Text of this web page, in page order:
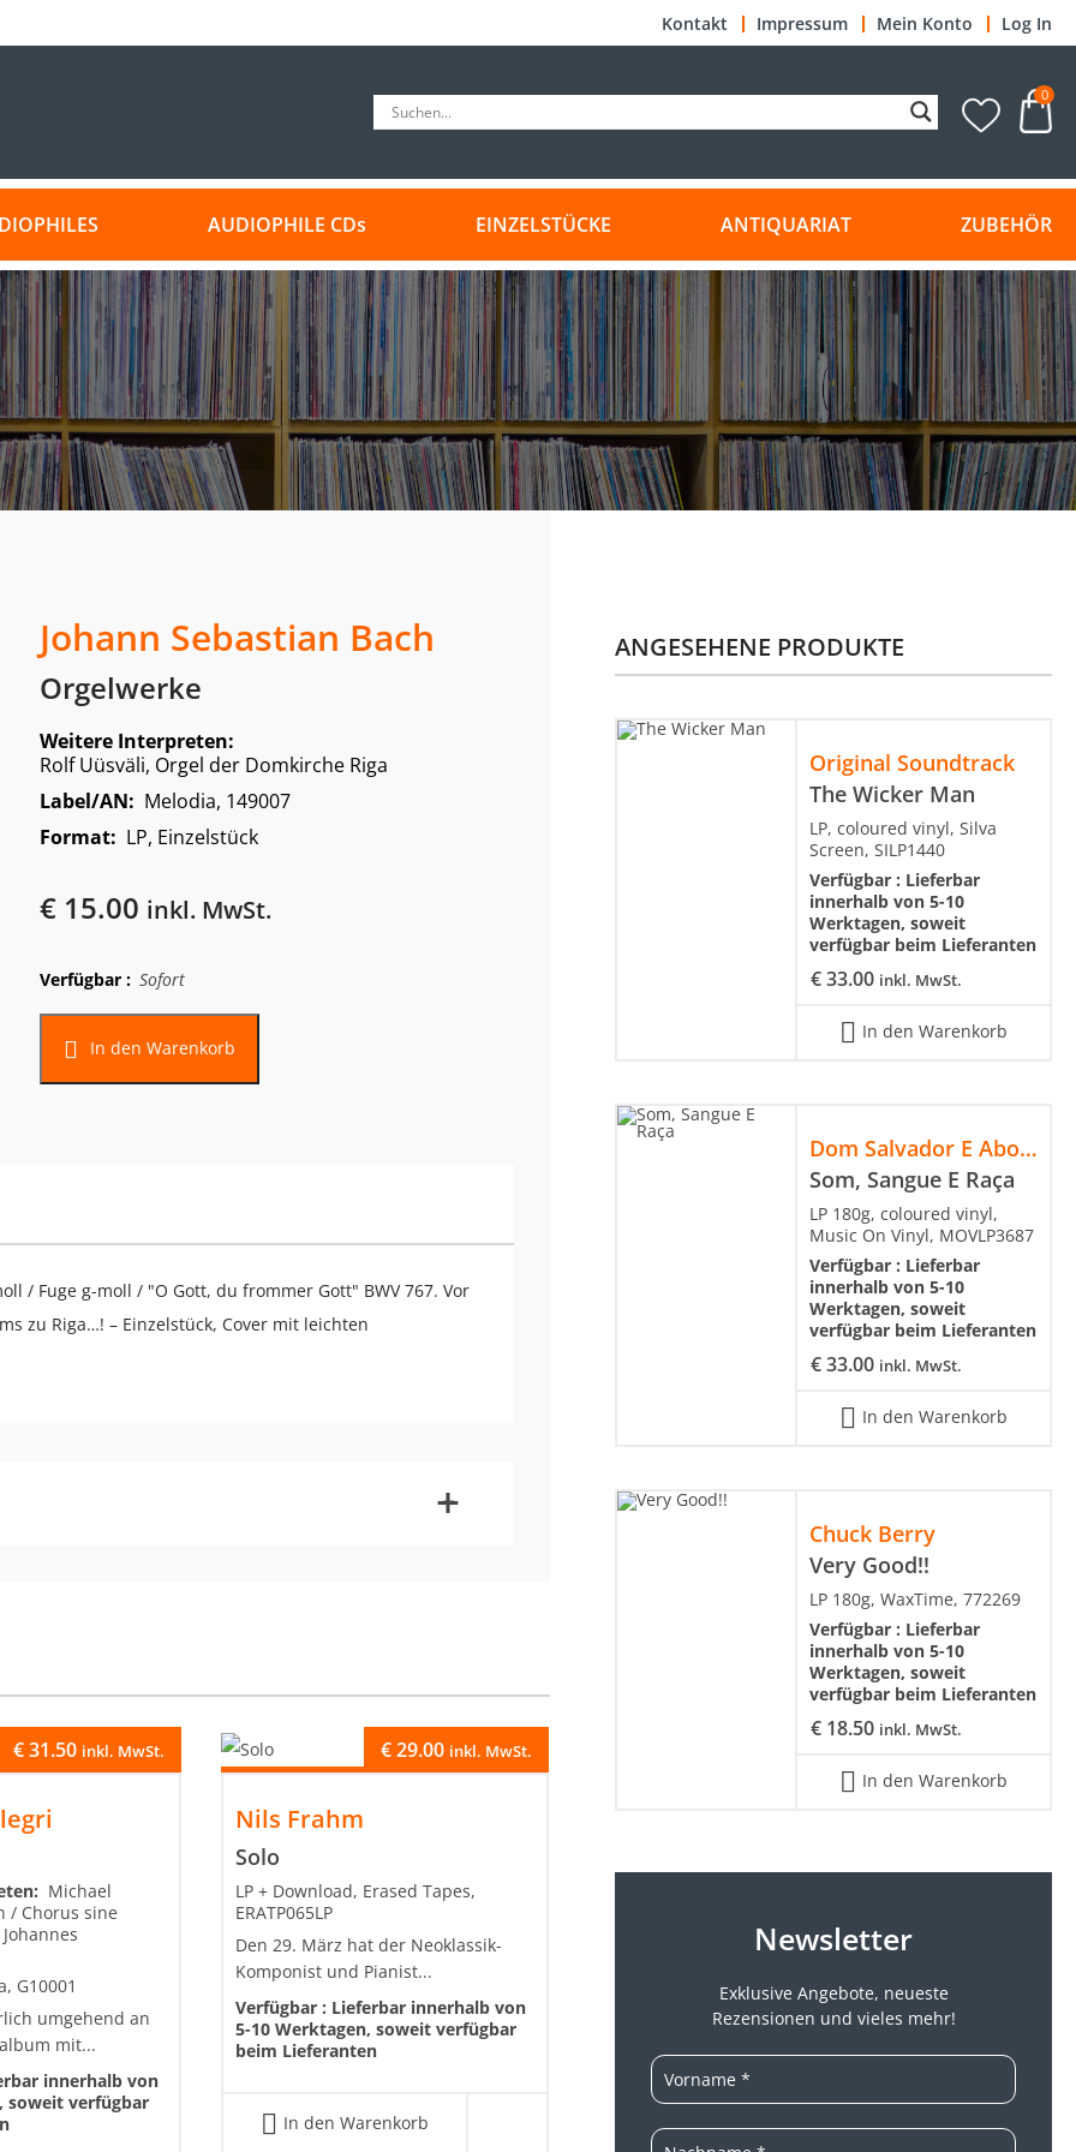
Kontakt Impressum Mein Konto Log In
0
AUDIOPHILE CDs EINZELSTÜCKE ANTIQUARIAT ZUBEHÖR
Johann Sebastian Bach
Orgelwerke
Weitere Interpreten:
Rolf Uüsväli, Orgel der Domkirche Riga
Label/AN: Melodia, 149007
Format: LP, Einzelstück
€15.00 inkl. MwSt.
Verfügbar : Sofort
In den Warenkorb
/ Fuge g-moll / "O Gott, du frommer Gott" BWV 767. Vor
zu Riga…! – Einzelstück, Cover mit leichten
+
-
€31.50 inkl. MwSt.
Michael
/ Chorus sine
G10001
umgehend an
mit...
innerhalb von
soweit verfügbar
Nils Frahm
Solo
€29.00 inkl. MwSt.
LP + Download, Erased Tapes,
ERATP065LP
Den 29. März hat der Neoklassik-
Komponist und Pianist...
Verfügbar : Lieferbar innerhalb von
5-10 Werktagen, soweit verfügbar
beim Lieferanten
In den Warenkorb
ANGESEHENE PRODUKTE
Original Soundtrack
The Wicker Man
€33.00 inkl. MwSt.
LP, coloured vinyl, Silva
Screen, SILP1440
Verfügbar : Lieferbar
innerhalb von 5-10
Werktagen, soweit
verfügbar beim Lieferanten
In den Warenkorb
Dom Salvador E Abolição
Som, Sangue E Raça
€33.00 inkl. MwSt.
LP 180g, coloured vinyl,
Music On Vinyl, MOVLP3687
Verfügbar : Lieferbar
innerhalb von 5-10
Werktagen, soweit
verfügbar beim Lieferanten
In den Warenkorb
Chuck Berry
Very Good!!
€ 18.50 inkl. MwSt.
LP 180g, WaxTime, 772269
Verfügbar : Lieferbar
innerhalb von 5-10
Werktagen, soweit
verfügbar beim Lieferanten
In den Warenkorb
Newsletter
Exklusive Angebote, neueste
Rezensionen und vieles mehr!